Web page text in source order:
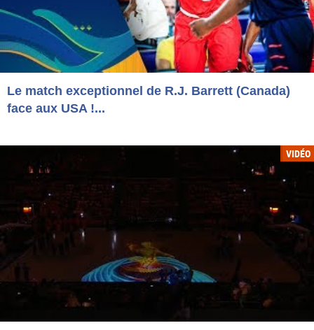
Le match exceptionnel de R.J. Barrett (Canada)
face aux USA !...
VIDÉO